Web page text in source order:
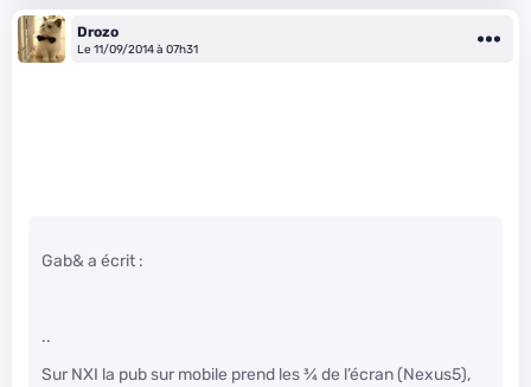
Drozo
Le 11/09/2014 à 07h31
Gab& a écrit :
..
Sur NXI la pub sur mobile prend les3⁄4de l’écran (Nexus5),